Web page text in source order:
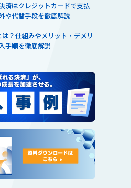
済はクレジットカードで支払
や代替手段を徹底解説
は？仕組みやメリット・デメリ
手順を徹底解説